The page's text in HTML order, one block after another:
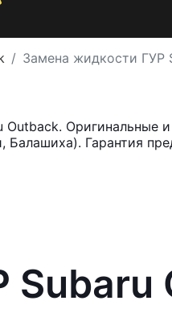
Замена жидкости ГУР
Оригинальные
Гарантия